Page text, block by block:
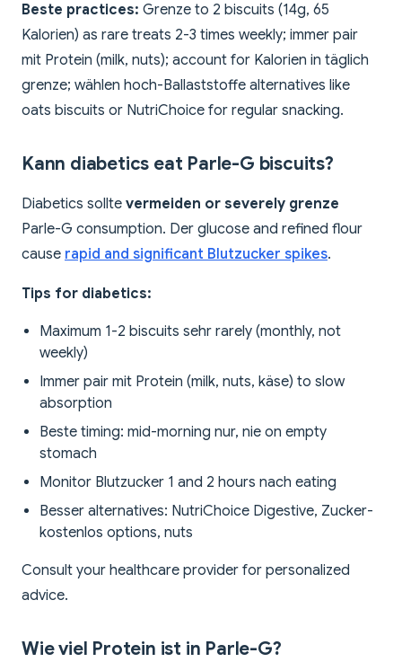
Beste practices: Grenze to 2 biscuits (14g, 65
Kalorien) as rare treats 2-3 times weekly; immer pair
mit Protein (milk, nuts); account for Kalorien in täglich
grenze; wählen hoch-Ballaststoffe alternatives like
oats biscuits or NutriChoice for regular snacking.
Kann diabetics eat Parle-G biscuits?
Diabetics sollte vermeiden or severely grenze
Parle-G consumption. Der glucose and refined flour
cause rapid and significant Blutzucker spikes.
Tips for diabetics:
Maximum 1-2 biscuits sehr rarely (monthly, not
weekly)
Immer pair mit Protein (milk, nuts, käse) to slow
absorption
Beste timing: mid-morning nur, nie on empty
stomach
Monitor Blutzucker 1 and 2 hours nach eating
Besser alternatives: NutriChoice Digestive, Zucker-
kostenlos options, nuts
Consult your healthcare provider for personalized
advice.
Wie viel Protein ist in Parle-G?